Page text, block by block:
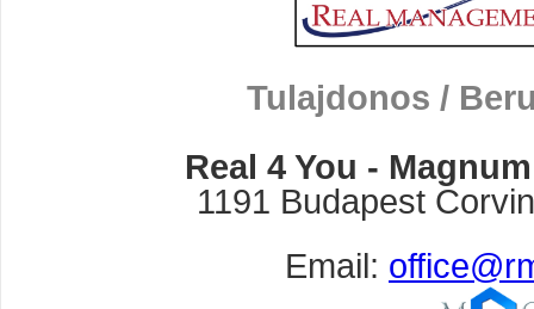
Tulajdonos /
Real 4 You -
1191 Budapest
Email: